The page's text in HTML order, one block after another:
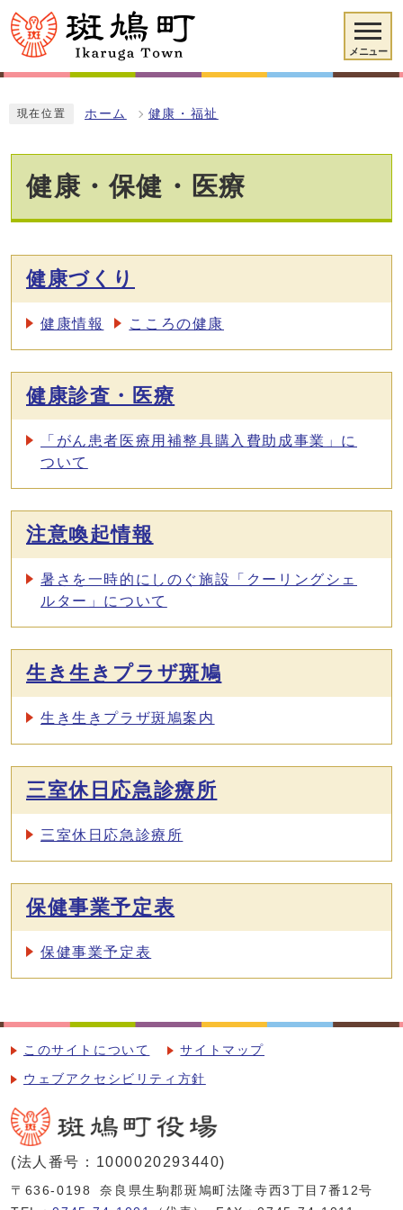
メニュー
現在位置 ホーム 健康・福祉
健康・保健・医療
健康づくり
健康情報 こころの健康
健康診査・医療
「がん患者医療用補整具購入費助成事業」に
ついて
注意喚起情報
暑さを一時的にしのぐ施設「クーリングシェ
ルター」について
生き生きプラザ斑鳩
生き生きプラザ斑鳩案内
三室休日応急診療所
三室休日応急診療所
保健事業予定表
保健事業予定表
このサイトについて サイトマップ
ウェブアクセシビリティ方針
(法人番号：1000020293440)
〒636-0198
奈良県生駒郡斑鳩町法隆寺西3丁目7番12号